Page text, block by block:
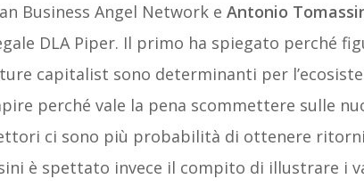
Business Angel Network e Antonio
DLA Piper. Il primo ha spiegato perché
capitalist sono determinanti per
perché vale la pena scommettere sulle
ci sono più probabilità di ottenere
è spettato invece il compito di illustrare i